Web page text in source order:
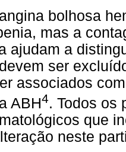
bolhosa
mas a
ajudam a
ser
associados
ABH4. Todos os
que
neste